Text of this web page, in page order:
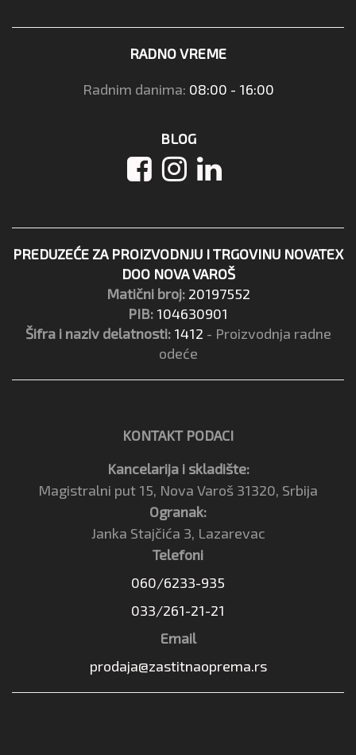
RADNO VREME
Radnim danima: 08:00 - 16:00
BLOG
PREDUZEĆE ZA PROIZVODNJU I TRGOVINU NOVATEX
DOO NOVA VAROŠ
Matični broj: 20197552
PIB: 104630901
Šifra i naziv delatnosti: 1412 - Proizvodnja radne
odeće
KONTAKT PODACI
Kancelarija i skladište:
Magistralni put 15, Nova Varoš 31320, Srbija
Ogranak:
Janka Stajčića 3, Lazarevac
Telefoni
060/6233-935
033/261-21-21
Email
prodaja@zastitnaoprema.rs